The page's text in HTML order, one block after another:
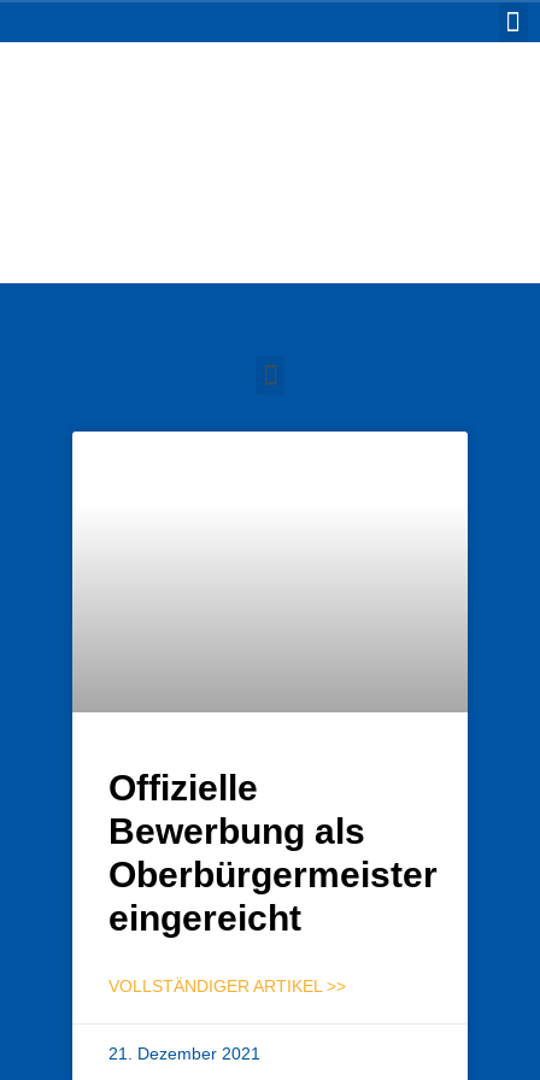
Offizielle
Bewerbung als
Oberbürgermeister
eingereicht
VOLLSTÄNDIGER ARTIKEL >>
21. Dezember 2021